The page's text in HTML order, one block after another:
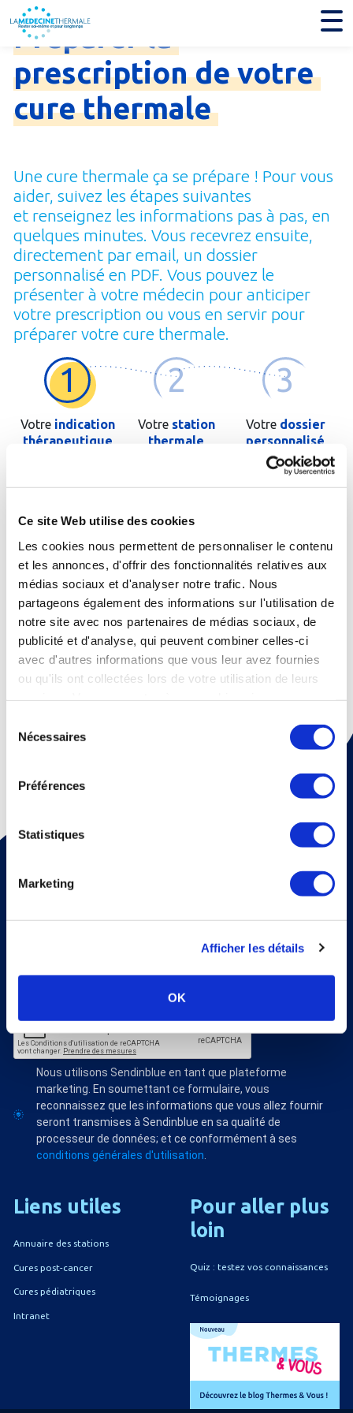
Ce site Web utilise des cookies
Les cookies nous permettent de personnaliser le contenu
et les annonces, d'offrir des fonctionnalités relatives aux
médias sociaux et d'analyser notre trafic. Nous
partageons également des informations sur l'utilisation de
notre site avec nos partenaires de médias sociaux, de
publicité et d'analyse, qui peuvent combiner celles-ci
avec d'autres informations que vous leur avez fournies
ou qu'ils ont collectées lors de votre utilisation de leurs
Nécessaires
Préférences
Statistiques
Marketing
Afficher les détails
OK
Préparer
prescriptiondevotre
curethermale
Une cure thermale ça se prépare ! Pour vous
aider, suivez les étapes suivantes
et renseignez les informations pas à pas, en
quelques minutes. Vous recevrez ensuite,
directement par email, un dossier
personnalisé en PDF. Vous pouvez le
présenter à votre médecin pour anticiper
votre prescription ou vous en servir pour
préparer votre cure thermale.
1
Votre indication
thérapeutique
2
Votre station
thermale
3
Votre dossier
personnalisé
Saisissez les premières lettres de votre pathologie ou de
Cochez cette case si le patient est un enfant
Passer à l'étape suivante
Pour recevoir une fois par mois un mail d'information sur
J'accepte de recevoir vos e-mails et confirme
avoir pris connaissance de votre politique de
Nous utilisons Sendinblue en tant que plateforme
marketing. En soumettant ce formulaire, vous
reconnaissez que les informations que vous allez fournir
seront transmises à Sendinblue en sa qualité de
processeur de données; et ce conformément à ses
conditions générales d'utilisation
Liens utiles
Annuaire des stations
Cures post-cancer
Cures pédiatriques
Intranet
Pour aller plus
loin
Quiz : testez vos connaissances
Témoignages